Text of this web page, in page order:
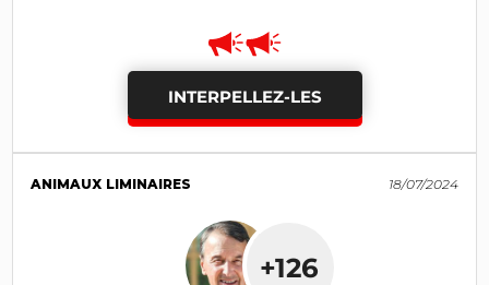
INTERPELLEZ-LES
ANIMAUX LIMINAIRES 18/07/2024
+126